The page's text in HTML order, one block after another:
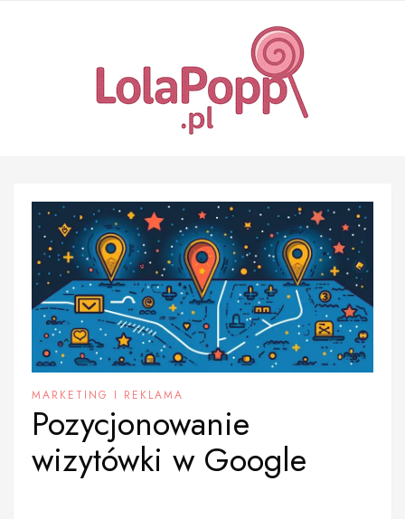
MARKETING I REKLAMA
Pozycjonowanie
wizytówki w Google